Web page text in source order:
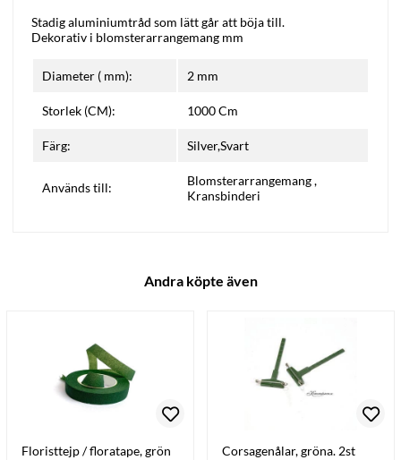
Stadig aluminiumtråd som lätt går att böja till.
Dekorativ i blomsterarrangemang mm
Diameter ( mm): 2 mm
Storlek (CM): 1000 Cm
Färg: Silver,Svart
Används till: Blomsterarrangemang,
Kransbinderi
Andra köpte även
Floristtejp / floratape, grön Corsagenålar, gröna. 2st